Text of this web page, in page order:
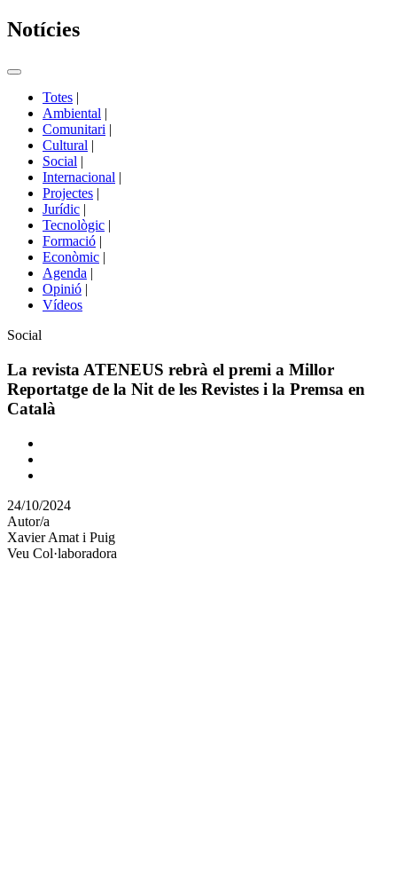
Notícies
Commutador
portals
Totes |
Ambiental |
Comunitari |
Cultural |
Social |
Internacional |
Projectes |
Jurídic |
Tecnològic |
Formació |
Econòmic |
Agenda |
Opinió |
Vídeos
Àmbit
la
notícia
Social
La revista ATENEUS rebrà el premi a Millor
Reportatge de la Nit de les Revistes i la Premsa en
Català
Comparteix
altres
xarxes
socials
24/10/2024
Autor/a
Xavier Amat i Puig
Veu Col·laboradora